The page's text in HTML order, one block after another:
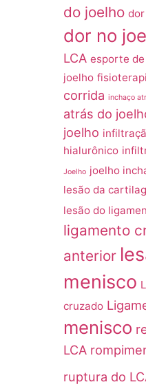
do joelho
dor no
LCA esporte
joelho
corrida inchaço
atrás do
joelho
hialurônico
Joelho joelho
lesão da
lesão do
ligamento
anterior
menisco
cruzado
menisco
LCA
ruptura do